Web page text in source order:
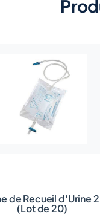
de Recueil d'Urine 2
(Lot de 20)